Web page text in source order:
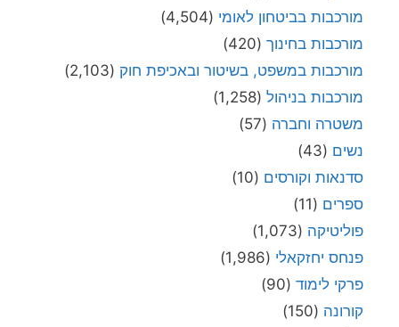
מורכבות בביטחון לאומי (4,504)
מורכבות בחינוך (420)
מורכבות במשפט, בשיטור ובאכיפת חוק (2,103)
מורכבות בניהול (1,258)
משטרה וחברה (57)
נשים (43)
סדנאות וקורסים (10)
ספרים (11)
פוליטיקה (1,073)
פנחס יחזקאלי (1,986)
פרקי לימוד (90)
קורונה (150)